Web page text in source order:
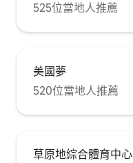
525位當地人推薦
美國夢
520位當地人推薦
草原地綜合體育中心